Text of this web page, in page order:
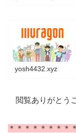
yosh4432.xyz
閲覧ありがとう
＊＊＊＊＊＊＊＊